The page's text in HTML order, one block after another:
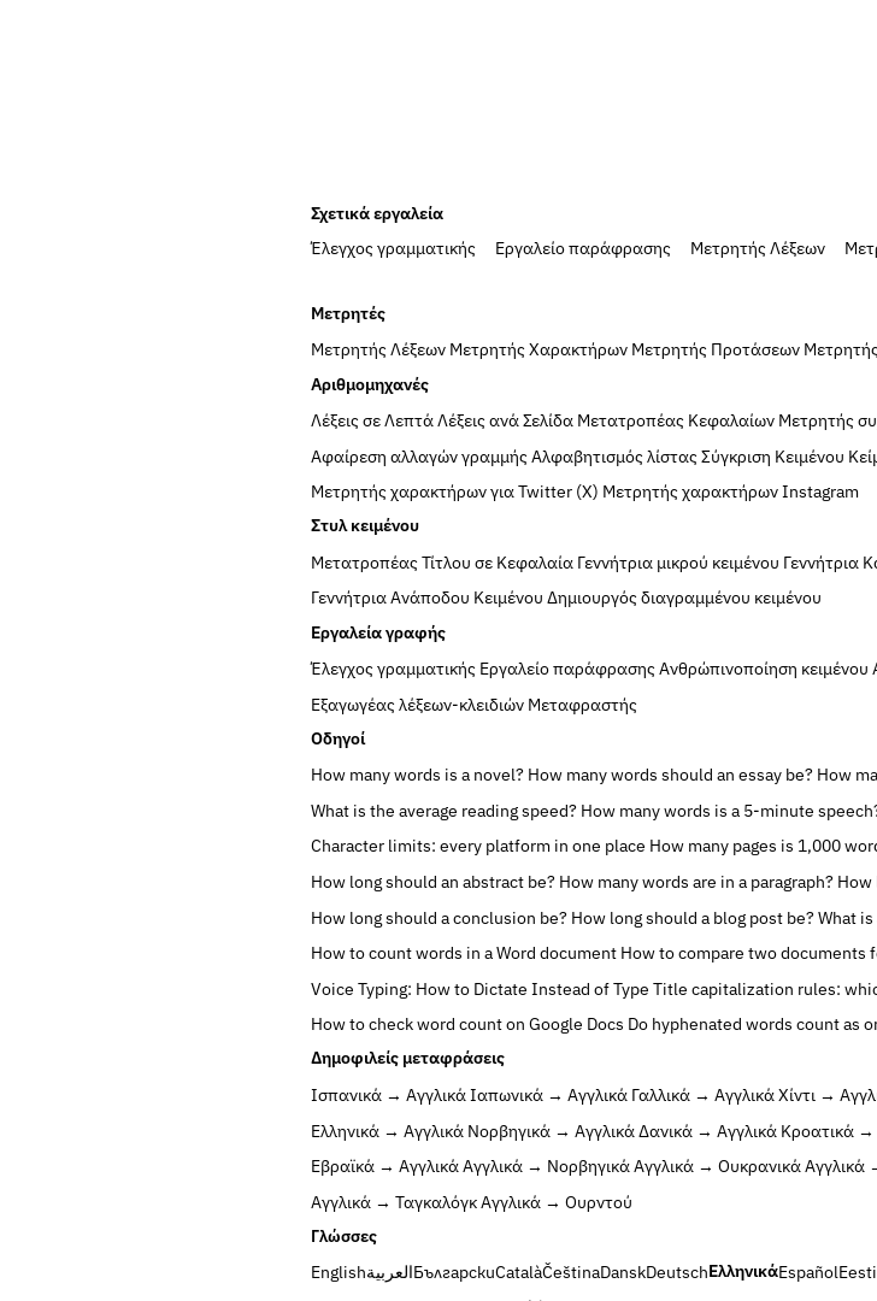
Σχετικά εργαλεία
Έλεγχος γραμματικής
Εργαλείο παράφρασης Μετρητής Λέξεων
Μετρητές
Μετρητής Λέξεων Μετρητής Χαρακτήρων Μετρητής Προτάσεων
Αριθμομηχανές
Λέξεις σε ΛεπτάΛέξεις ανά Σελίδα Μετατροπέας Κεφαλαίων Μετρητής
Αφαίρεση αλλαγών γραμμήςΑλφαβητισμός λίσταςΣύγκριση Κειμένου
Μετρητής χαρακτήρων για Twitter (X) Μετρητής χαρακτήρων Instagram
Στυλ κειμένου
Μετατροπέας Τίτλου σε Κεφαλαία Γεννήτρια μικρού κειμένου Γεννήτρια
Γεννήτρια Ανάποδου Κειμένου Δημιουργός διαγραμμένου κειμένου
Εργαλεία γραφής
Έλεγχος γραμματικής Εργαλείο παράφρασηςΑνθρώπινοποίηση κειμένου
Εξαγωγέας λέξεων-κλειδιών Μεταφραστής
Οδηγοί
How many words is a novel? How many words should an essay be? How
What is the average reading speed? How many words is a 5-minute
Character limits: every platform in one place How many pages is 1,000
How long should an abstract be? How many words are in a paragraph? How
How long should a conclusion be? How long should a blog post be?What
How to count words in a Word document How to compare two documents
Voice Typing: How to Dictate Instead of Type Title capitalization rules:
How to check word count on Google Docs Do hyphenated words count as
Δημοφιλείς μεταφράσεις
Ισπανικά → ΑγγλικάΙαπωνικά → Αγγλικά Γαλλικά → ΑγγλικάΧίντι →
Ελληνικά → Αγγλικά Νορβηγικά → ΑγγλικάΔανικά → Αγγλικά Κροατικά →
Εβραϊκά → ΑγγλικάΑγγλικά → ΝορβηγικάΑγγλικά → ΟυκρανικάΑγγλικά
Αγγλικά → ΤαγκαλόγκΑγγλικά → Ουρντού
Γλώσσες
EnglishالعربيةБългарскиCatalàČeštinaDanskDeutschΕλληνικάEspañolEesti